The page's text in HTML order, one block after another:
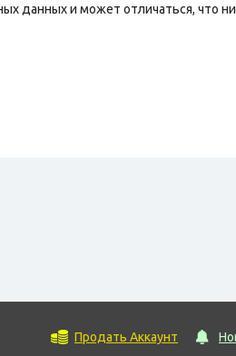
данных и может отличаться, что
Продать Аккаунт